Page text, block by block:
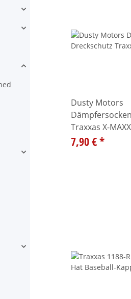
Dusty Motors
Traxxas X-
77086-4 schwarz
7,90 €*
Alle anzeigen
Alle anzeigen
Alle anzeigen
Alle anzeigen
Alle anzeigen